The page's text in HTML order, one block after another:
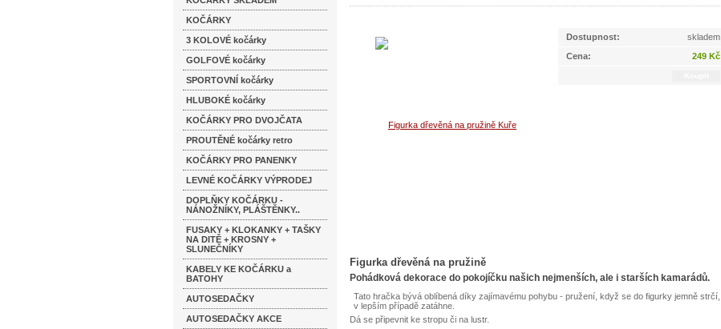
KOČÁRKY
3 KOLOVÉ kočárky
GOLFOVÉ kočárky
SPORTOVNÍ kočárky
HLUBOKÉ kočárky
KOČÁRKY PRO DVOJČATA
PROUTĚNÉ kočárky retro
KOČÁRKY PRO PANENKY
LEVNÉ KOČÁRKY VÝPRODEJ
DOPLŇKY KOČÁRKU -
NÁNOŽNÍKY, PLÁŠTĚNKY..
FUSAKY + KLOKANKY + TAŠKY
NA DITĚ + KROSNY +
SLUNEČNÍKY
KABELY KE KOČÁRKU a
BATOHY
AUTOSEDAČKY
AUTOSEDAČKY AKCE
Dostupnost:
skladem
Cena:
249 Kč
Figurka dřevěná na pružině
Pohádková dekorace do pokojíčku našich nejmenších, ale i starších kamarádů.
Tato hračka bývá oblíbená díky zajímavému pohybu - pružení, když se do figurky jemně strčí,
v lepším případě zatáhne.
Dá se připevnit ke stropu či na lustr.